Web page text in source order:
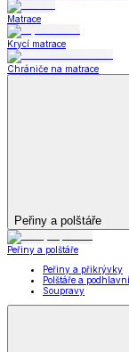
Matrace
Krycí matrace
Chrániče na matrace
Peřiny a polštáře
Peřiny a polštáře
Peřiny a přikrývky
Polštáře a
Soupravy